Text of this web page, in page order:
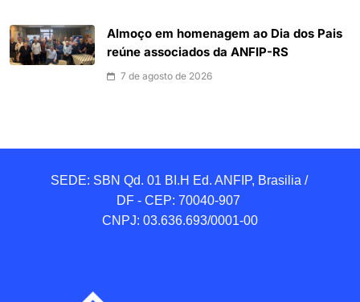
Almoço em homenagem ao Dia dos Pais
reúne associados da ANFIP-RS
7 de agosto de 2026
SEDE: SBN Qd. 01 BI.H Ed. ANFIP, Brasilia /
DF - CEP: 70040-907
CNPJ: 03.636.693/0001-00